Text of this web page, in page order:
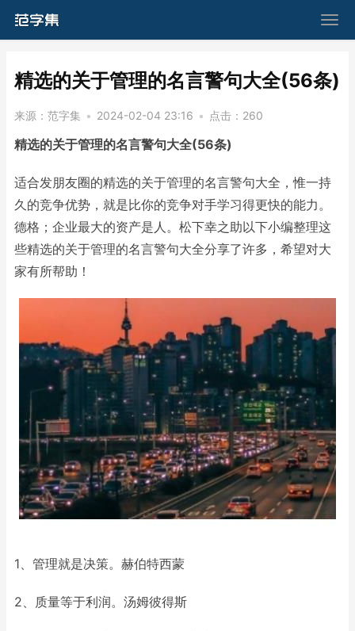
​精选的关于管理的名言警句大全(56条)
来源： 范字集 • 2024-02-04 23:16 • 点击： 260
精选的关于管理的名言警句大全(56条)
适合发朋友圈的精选的关于管理的名言警句大全，惟一持
久的竞争优势，就是比你的竞争对手学习得更快的能力。
德格；企业最大的资产是人。松下幸之助以下小编整理这
些精选的关于管理的名言警句大全分享了许多，希望对大
家有所帮助！
1、管理就是决策。赫伯特西蒙
2、质量等于利润。汤姆彼得斯